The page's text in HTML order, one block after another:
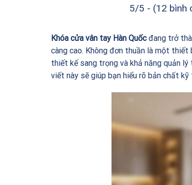
5/5 - (12 bình
Khóa cửa vân tay Hàn Quốcđang trở
càng cao. Không đơn thuần là một
thiết kế sang trọng và khả năng quản lý
viết này sẽ giúp bạn hiểu rõ bản chất